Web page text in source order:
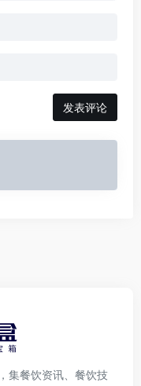
发表评论
集餐饮资讯、餐饮技